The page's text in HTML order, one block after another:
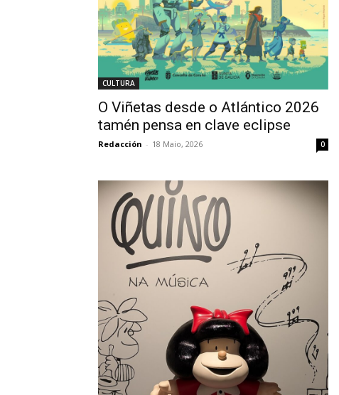
CULTURA
O Viñetas desde o Atlántico 2026
tamén pensa en clave eclipse
Redacción - 18 Maio, 2026 0